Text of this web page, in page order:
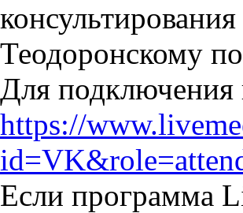
Теодоронскому
Для подключения
https://
Если программа